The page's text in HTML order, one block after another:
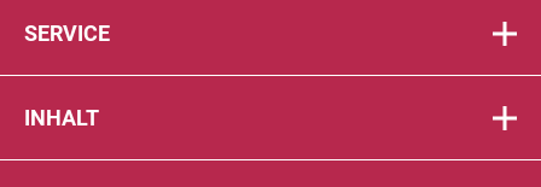
SERVICE
INHALT